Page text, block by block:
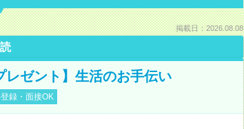
掲載日：2026.08.08
ゼント】生活のお手伝い
録・面接OK